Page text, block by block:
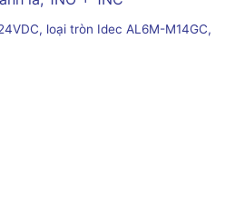
loại tròn Idec AL6M-M14GC,